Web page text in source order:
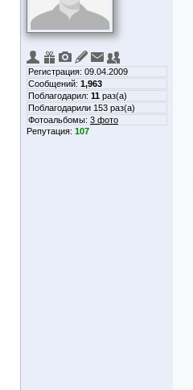
Регистрация: 09.04.2009
Сообщений: 1,963
Поблагодарил: 11 раз(а)
Поблагодарили 153 раз(а)
Фотоальбомы: 3 фото
Репутация: 107